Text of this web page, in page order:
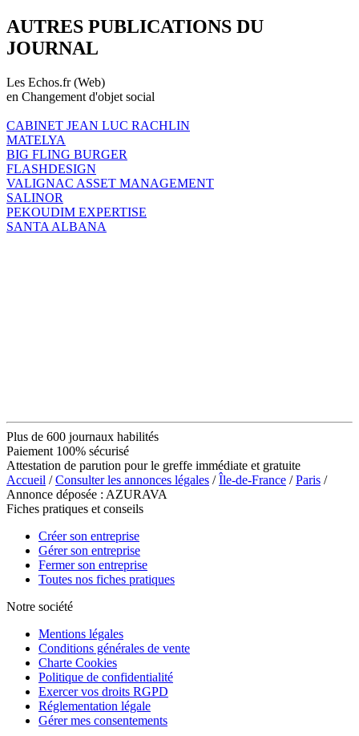
AUTRES PUBLICATIONS DU
JOURNAL
Les Echos.fr (Web)
en Changement d'objet social
CABINET JEAN LUC RACHLIN
MATELYA
BIG FLING BURGER
FLASHDESIGN
VALIGNAC ASSET MANAGEMENT
SALINOR
PEKOUDIM EXPERTISE
SANTA ALBANA
Plus de 600 journaux habilités
Paiement 100% sécurisé
Attestation de parution pour le greffe immédiate et gratuite
Accueil /Consulter les annonces légales /Île-de-France /Paris /
Annonce déposée : AZURAVA
Fiches pratiques et conseils
Créer son entreprise
Gérer son entreprise
Fermer son entreprise
Toutes nos fiches pratiques
Notre société
Mentions légales
Conditions générales de vente
Charte Cookies
Politique de confidentialité
Exercer vos droits RGPD
Réglementation légale
Gérer mes consentements